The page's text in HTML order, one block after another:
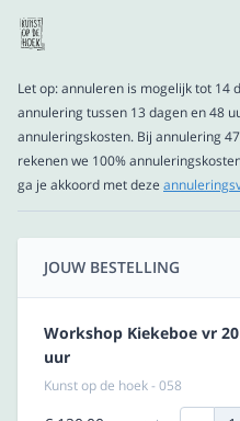
Let op: annuleren is mogelijk tot 14
annulering tussen 13 dagen en 48
annuleringskosten. Bij annulering
rekenen we 100%
ga je akkoord met deze
JOUW BESTELLING
Workshop Kiekeboe vr
uur
Kunst op de hoek - 058